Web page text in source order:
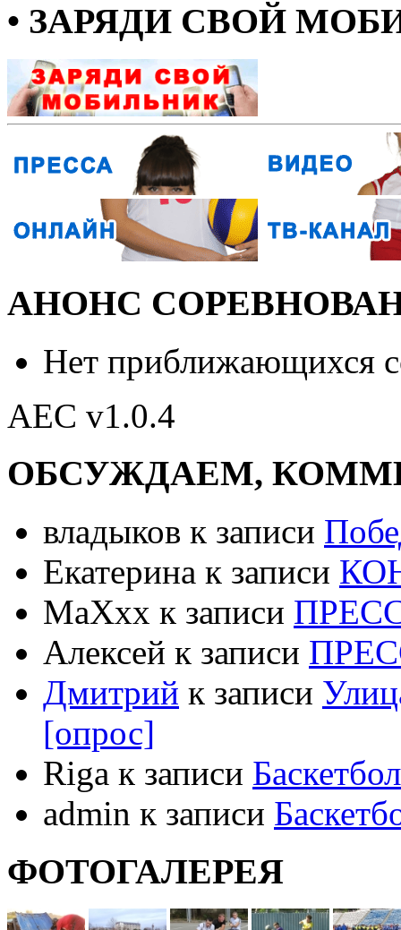
• ЗАРЯДИ СВОЙ
АНОНС
Нет приближающихся
AEC v1.0.4
ОБСУЖДАЕМ,
владыков к записи
Екатерина к записи
МаХхх к записи
Алексей к записи
Дмитрий к записи
[опрос]
Riga к записи
admin к записи
ФОТОГАЛЕРЕЯ